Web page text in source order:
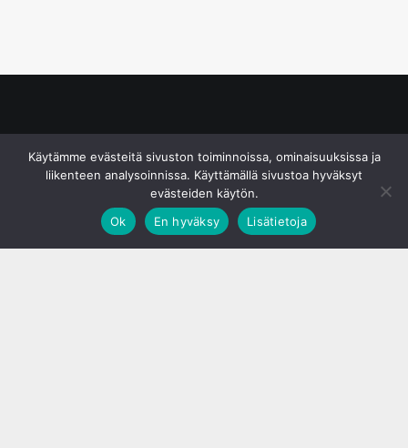
Käytämme evästeitä sivuston toiminnoissa, ominaisuuksissa ja
liikenteen analysoinnissa. Käyttämällä sivustoa hyväksyt
evästeiden käytön.
Ok
En hyväksy Lisätietoja